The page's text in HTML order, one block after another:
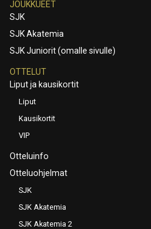
JOUKKUEET
SJK
SJK Akatemia
SJK Juniorit (omalle sivulle)
OTTELUT
Liput ja kausikortit
Liput
Kausikortit
VIP
Otteluinfo
Otteluohjelmat
SJK
SJK Akatemia
SJK Akatemia 2